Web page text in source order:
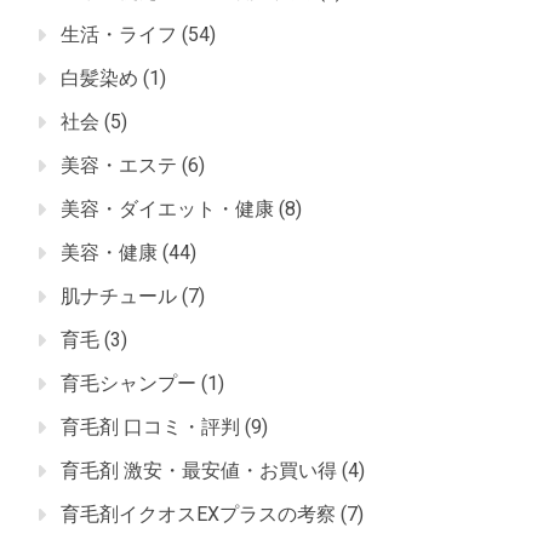
生活・ライフ (54)
白髪染め (1)
社会 (5)
美容・エステ (6)
美容・ダイエット・健康 (8)
美容・健康 (44)
肌ナチュール (7)
育毛 (3)
育毛シャンプー (1)
育毛剤 口コミ・評判 (9)
育毛剤 激安・最安値・お買い得 (4)
育毛剤イクオスEXプラスの考察 (7)